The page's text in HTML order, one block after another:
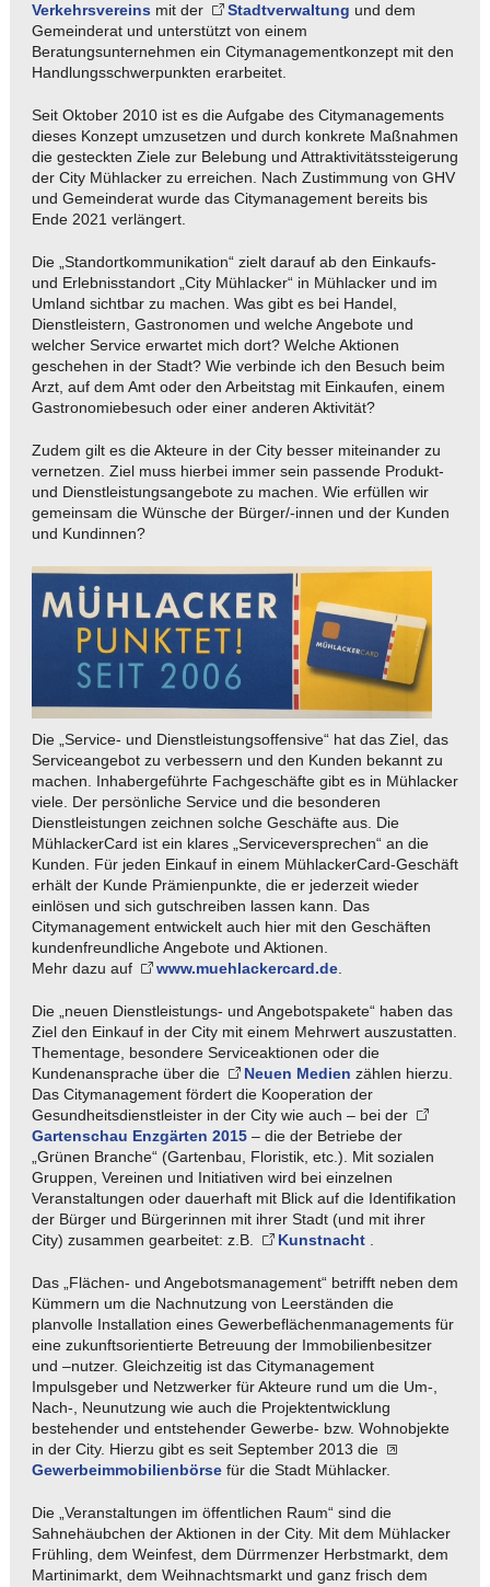
Verkehrsvereins mit der Stadtverwaltung und dem
Gemeinderat und unterstützt von einem
Beratungsunternehmen ein Citymanagementkonzept mit den
Handlungsschwerpunkten erarbeitet.
Seit Oktober 2010 ist es die Aufgabe des Citymanagements
dieses Konzept umzusetzen und durch konkrete Maßnahmen
die gesteckten Ziele zur Belebung und Attraktivitätssteigerung
der City Mühlacker zu erreichen. Nach Zustimmung von GHV
und Gemeinderat wurde das Citymanagement bereits bis
Ende 2021 verlängert.
Die „Standortkommunikation“ zielt darauf ab den Einkaufs-
und Erlebnisstandort „City Mühlacker“ in Mühlacker und im
Umland sichtbar zu machen. Was gibt es bei Handel,
Dienstleistern, Gastronomen und welche Angebote und
welcher Service erwartet mich dort? Welche Aktionen
geschehen in der Stadt? Wie verbinde ich den Besuch beim
Arzt, auf dem Amt oder den Arbeitstag mit Einkaufen, einem
Gastronomiebesuch oder einer anderen Aktivität?
Zudem gilt es die Akteure in der City besser miteinander zu
vernetzen. Ziel muss hierbei immer sein passende Produkt-
und Dienstleistungsangebote zu machen. Wie erfüllen wir
gemeinsam die Wünsche der Bürger/-innen und der Kunden
und Kundinnen?
Die „Service- und Dienstleistungsoffensive“ hat das Ziel, das
Serviceangebot zu verbessern und den Kunden bekannt zu
machen. Inhabergeführte Fachgeschäfte gibt es in Mühlacker
viele. Der persönliche Service und die besonderen
Dienstleistungen zeichnen solche Geschäfte aus. Die
MühlackerCard ist ein klares „Serviceversprechen“ an die
Kunden. Für jeden Einkauf in einem MühlackerCard-Geschäft
erhält der Kunde Prämienpunkte, die er jederzeit wieder
einlösen und sich gutschreiben lassen kann. Das
Citymanagement entwickelt auch hier mit den Geschäften
kundenfreundliche Angebote und Aktionen.
Mehr dazu auf
www.muehlackercard.de.
Die „neuen Dienstleistungs- und Angebotspakete“ haben das
Ziel den Einkauf in der City mit einem Mehrwert auszustatten.
Thementage, besondere Serviceaktionen oder die
Kundenansprache über die
Neuen Medien zählen hierzu.
Das Citymanagement fördert die Kooperation der
Gesundheitsdienstleister in der City wie auch – bei der
Gartenschau Enzgärten 2015– die der Betriebe der
„Grünen Branche“ (Gartenbau, Floristik, etc.). Mit sozialen
Gruppen, Vereinen und Initiativen wird bei einzelnen
Veranstaltungen oder dauerhaft mit Blick auf die Identifikation
der Bürger und Bürgerinnen mit ihrer Stadt (und mit ihrer
City) zusammen gearbeitet: z.B.
Kunstnacht.
Das „Flächen- und Angebotsmanagement“ betrifft neben dem
Kümmern um die Nachnutzung von Leerständen die
planvolle Installation eines Gewerbeflächenmanagements für
eine zukunftsorientierte Betreuung der Immobilienbesitzer
und –nutzer. Gleichzeitig ist das Citymanagement
Impulsgeber und Netzwerker für Akteure rund um die Um-,
Nach-, Neunutzung wie auch die Projektentwicklung
bestehender und entstehender Gewerbe- bzw. Wohnobjekte
in der City. Hierzu gibt es seit September 2013 die
Gewerbeimmobilienbörsefür die Stadt Mühlacker.
Die „Veranstaltungen im öffentlichen Raum“ sind die
Sahnehäubchen der Aktionen in der City. Mit dem Mühlacker
Frühling, dem Weinfest, dem Dürrmenzer Herbstmarkt, dem
Martinimarkt, dem Weihnachtsmarkt und ganz frisch dem